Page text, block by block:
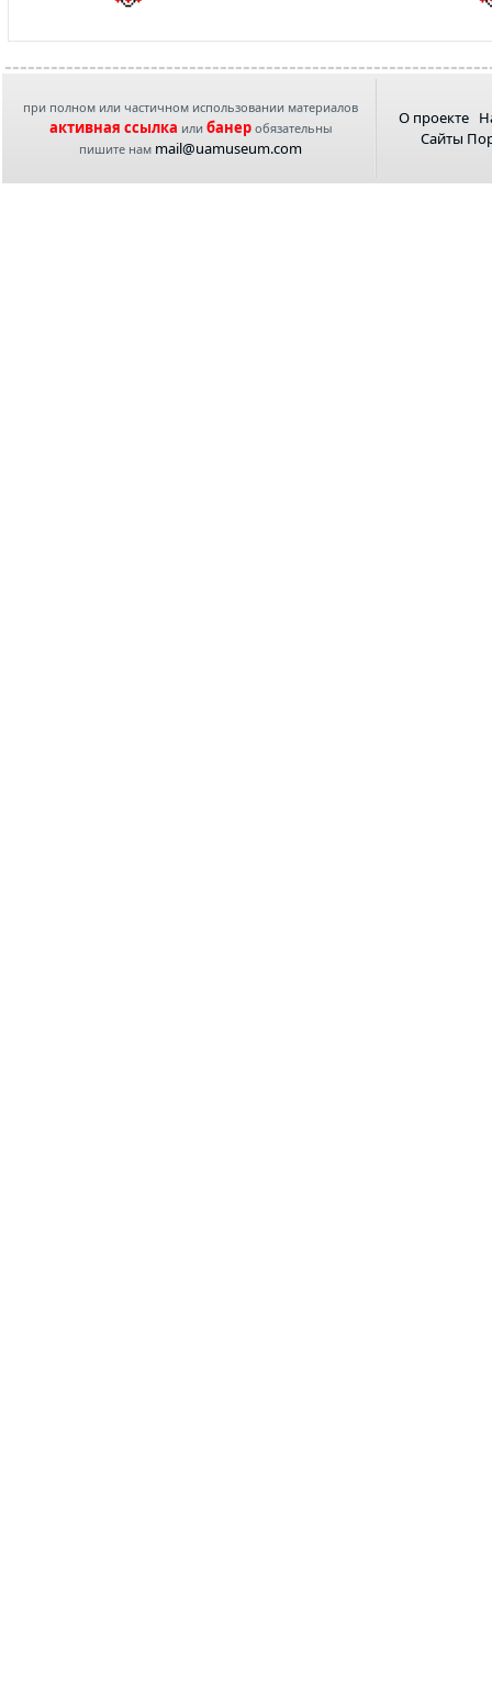
при полном или частичном использовании материалов
активная ссылка или банеробязательны
пишите нам mail@uamuseum.com
О проекте
Сайты